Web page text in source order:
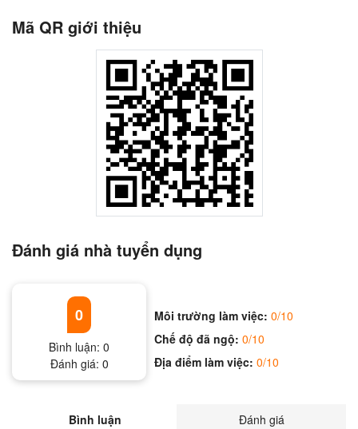
Mã QR giới thiệu
Đánh giá nhà tuyển dụng
0
Bình luận:0
Đánh giá: 0
Môi trường làm việc:0/10
Chế độ đã ngộ:0/10
Địa điểm làm việc:0/10
Bình luận Đánh giá